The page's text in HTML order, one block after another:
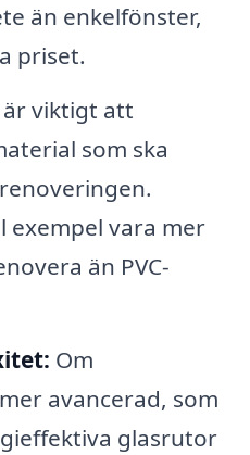
än enkelfönster,
priset.
är viktigt att
som ska
exempel vara mer
än PVC-
Om
avancerad, som
glasrutor